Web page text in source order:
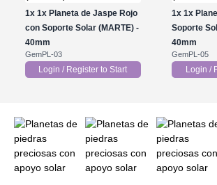
1x1x Planeta de Jaspe Rojo
con Soporte Solar (MARTE) -
40mm
GemPL-03
Login / Register to Start
1x 1x
Soporte
40mm
GemPL-05
Login /